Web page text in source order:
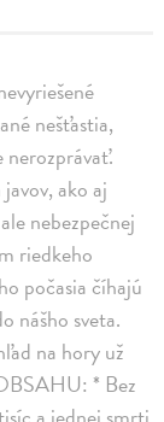
nešťastia,
nerozprávať.
ako aj
nebezpečnej
riedkeho
počasia číhajú
nášho sveta.
na hory už
* Bez